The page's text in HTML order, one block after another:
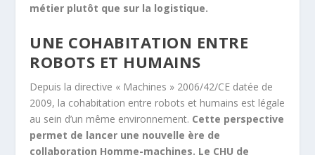
métier plutôt que sur la logistique.
UNE COHABITATION ENTRE
ROBOTS ET HUMAINS
Depuis la directive « Machines » 2006/42/CE datée de
2009, la cohabitation entre robots et humains est légale
au sein d’un même environnement. Cette perspective
permet de lancer une nouvelle ère de
collaboration Homme-machines. Le CHU de